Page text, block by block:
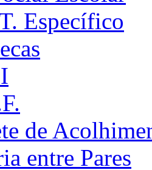
Específico
de
entre Pares